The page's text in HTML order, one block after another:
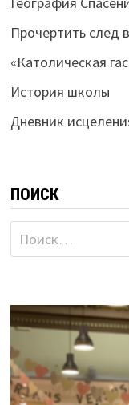
Прочертить след
«Католическая
История школы
Дневник
ПОИСК
Найти: